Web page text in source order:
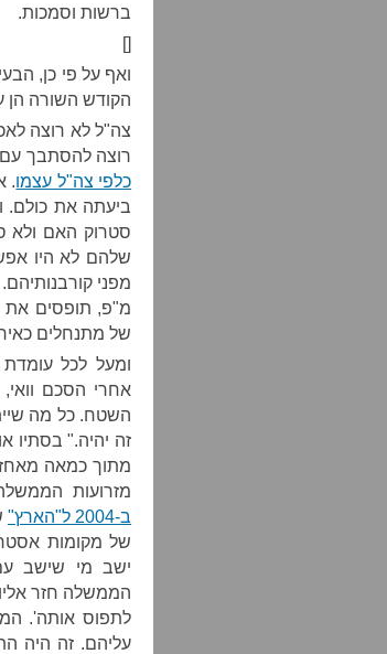
ברשות וסמכות.
[]
ואף על פי כן,
הקודש השורה
צה"ל לא רוצה
רוצה להסתבך עם
כלפי צה"ל עצמו
ביעתה את כולם.
סטרוק האם ולא
שלהם לא היו
מפני
מ"פ, תופסים את
של מתנחלים
אחרי הסכם
השטח. כל מה
זה יהיה."
מתוך כמאה
מזרועות
ב-2004 ל"הארץ"
של מקומות
ישב מי שישב
הממשלה חזר
לתפוס אותה'.
עליהם. זה היה